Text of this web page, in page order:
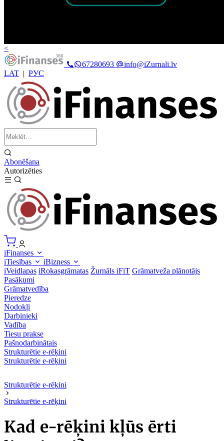
<
67280693
info@iZurnali.lv
LAT | РУС
Abonēšana
Autorizēties
iFinanses
iTiesības
iBizness
iVeidlapas iRokasgrāmatas Žurnāls iFiT Grāmatveža plānotājs
Pasākumi
Grāmatvedība
Pieredze
Nodokļi
Darbinieki
Vadība
Tiesu prakse
Pašnodarbinātais
Strukturētie e-rēķini
Strukturētie e-rēķini
Strukturētie e-rēķini
Strukturētie e-rēķini
Kad e-rēķini kļūs ērti